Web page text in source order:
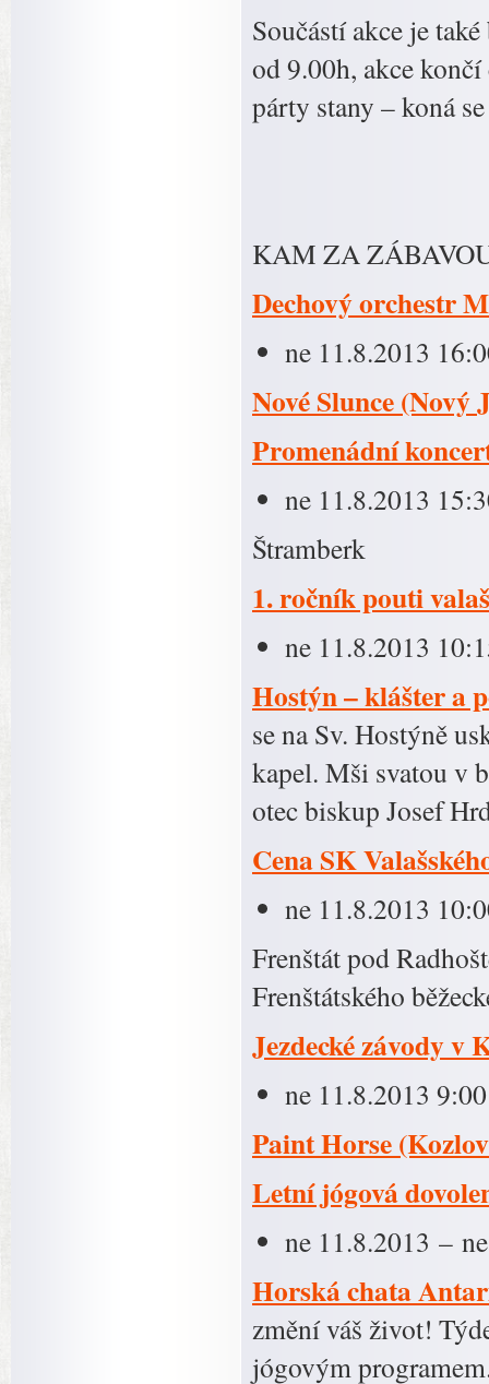
Součástí akce je
od 9.00h, akce
párty stany – koná
KAM ZA
Dechový orchestr
ne 11.8.2013
Nové Slunce (Nový
Promenádní
ne 11.8.2013
Štramberk
1. ročník pouti
ne 11.8.2013
Hostýn – klášter a
se na Sv. Hostýně
kapel. Mši svatou v
otec biskup Josef
Cena SK
ne 11.8.2013
Frenštát pod
Frenštátského
Jezdecké závody v
ne 11.8.2013
Paint Horse
Letní jógová
ne 11.8.2013 –
Horská chata
změní váš život!
jógovým